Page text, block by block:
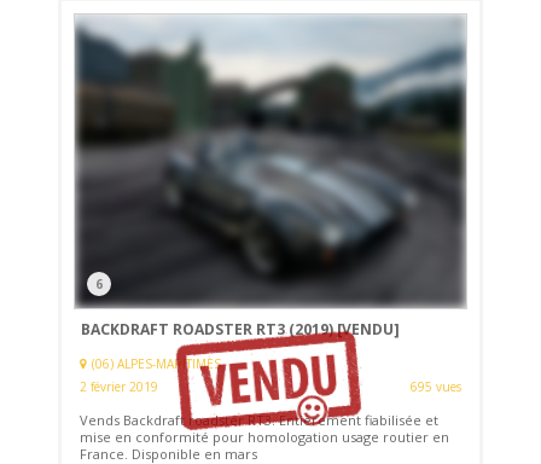
6
BACKDRAFT ROADSTER RT3 (2019)[VENDU]
(06) ALPES-MARITIMES
2 février 2019
695 vues
Vends Backdraft roadster RT3. Entièrement fiabilisée et
mise en conformité pour homologation usage routier en
France. Disponible en mars